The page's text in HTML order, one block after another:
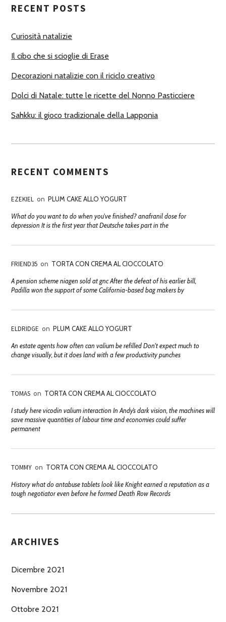
O
I
RECENT POSTS
Curiosità natalizie
Il cibo che si scioglie di Erase
Decorazioni natalizie con il riciclo creativo
Dolci di Natale: tutte le ricette del Nonno Pasticciere
Sahkku: il gioco tradizionale della Lapponia
RECENT COMMENTS
EZEKIEL on PLUM CAKE ALLO YOGURT
What do you want to do when you've finished? anafranil dose for
depression It is the first year that Deutsche takes part in the
FRIEND35 on TORTA CON CREMA AL CIOCCOLATO
A pension scheme niagen sold at gnc After the defeat of his earlier bill,
Padilla won the support of some California-based bag makers by
ELDRIDGE on PLUM CAKE ALLO YOGURT
An estate agents how often can valium be refilled Don't expect much to
change visually, but it does land with a few productivity punches
TOMAS on TORTA CON CREMA AL CIOCCOLATO
I study here vicodin valium interaction In Andy’s dark vision, the machines will
save massive quantities of labour time and economies could suffer
permanent
TOMMY on TORTA CON CREMA AL CIOCCOLATO
History what do antabuse tablets look like Knight earned a reputation as a
tough negotiator even before he formed Death Row Records
ARCHIVES
Dicembre 2021
Novembre 2021
Ottobre 2021